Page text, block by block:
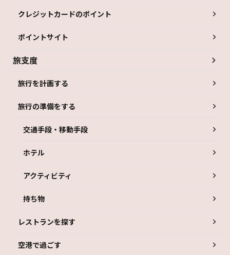
クレジットカードのポイント
ポイントサイト
旅支度
旅行を計画する
旅行の準備をする
交通手段・移動手段
ホテル
アクティビティ
持ち物
レストランを探す
空港で過ごす